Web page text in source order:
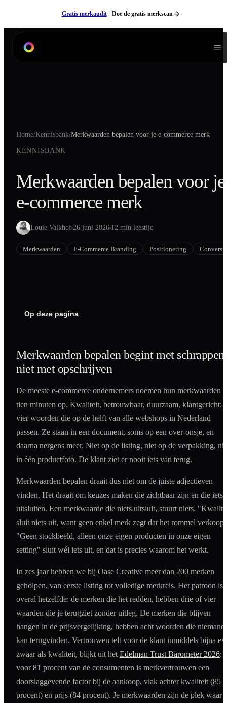
Gratis merkaudit Doe de gratis merkscan
Productfotografie
Lifestyle Fotografie
Videografie
SEO
NL EN
Home/Kennisbank/Merkwaarden bepalen voor je e-commerce merk
KENNISBANK
Merkwaarden bepalen voor je
e-commerce merk
Louie Valkhof 26 juni 2026 12 min leestijd
Merkwaarden E-Commerce Branding Positionering Conversie
Op deze pagina
Merkwaarden bepalen begint met schrappen,
niet met opschrijven
De meeste e-commerce ondernemers noemen hun merkwaarden
tien minuten op. Kwaliteit, betrouwbaar, duurzaam, klantgericht:
vier woorden die op de helft van alle webshops in Nederland
passen. Ze staan in een document, soms op een over-onsje, en
daarna nergens meer. Niet op de listing, niet op de verpakking,
in één productfoto. De klant ziet er nooit iets van terug.
Merkwaarden bepalen draait dus niet om de juiste adjectieven
vinden. Het draait om keuzes maken die zichtbaar zijn en die iets
uitsluiten. Een merkwaarde die niets uitsluit, stuurt niets.
sluit niets uit, want geen enkel merk zegt dat het rommel
"Geen stockbeeld, alleen onze eigen producten in onze eigen
setting" sluit wél iets uit, en dat is precies waarom het werkt.
In zes jaar hebben we bij Oase Creative meer dan 200 merken
geholpen, van eerste listing tot volledige merkreis. Het patroon is
overal hetzelfde: de merken die het redden, hebben drie of vier
waarden die je terugziet zonder uitleg. De merken die blijven
hangen in de prijsvergelijking, hebben acht woorden die niemand
kan terugvinden. Vertrouwen telt voor de klant inmiddels bijna
zwaar als kwaliteit, blijkt uit het Edelman Trust Barometer 2026:
voor 81 procent van de consumenten is merkvertrouwen een
doorslaggevende factor bij de aankoop, vlak achter kwaliteit (85
procent) en prijs (84 procent). Je merkwaarden zijn de plek waar